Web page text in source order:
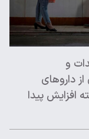
و
داروهای
گذشته افزایش پیدا